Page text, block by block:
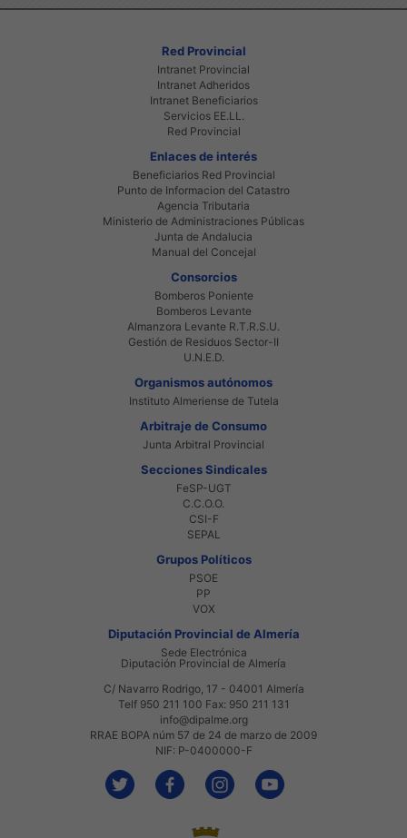
Red Provincial
Intranet Provincial
Intranet Adheridos
Intranet Beneficiarios
Servicios EE.LL.
Red Provincial
Enlaces de interés
Beneficiarios Red Provincial
Punto de Informacion del Catastro
Agencia Tributaria
Ministerio de Administraciones Públicas
Junta de Andalucia
Manual del Concejal
Consorcios
Bomberos Poniente
Bomberos Levante
Almanzora Levante R.T.R.S.U.
Gestión de Residuos Sector-II
U.N.E.D.
Organismos autónomos
Instituto Almeriense de Tutela
Arbitraje de Consumo
Junta Arbitral Provincial
Secciones Sindicales
FeSP-UGT
C.C.O.O.
CSI-F
SEPAL
Grupos Políticos
PSOE
PP
VOX
Diputación Provincial de Almería
Sede Electrónica
Diputación Provincial de Almería
C/ Navarro Rodrigo, 17 - 04001 Almería
Telf 950 211 100 Fax: 950 211 131
info@dipalme.org
RRAE BOPA núm 57 de 24 de marzo de 2009
NIF: P-0400000-F